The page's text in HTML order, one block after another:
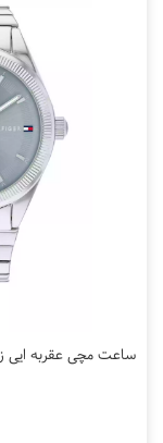
ساعت مچی عقربه ایی